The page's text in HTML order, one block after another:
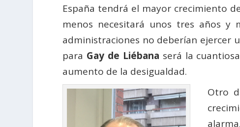
España tendrá el mayor crecimiento
menos necesitará unos tres años y
administraciones no deberían ejercer
para Gay de Liébana será la
aumento de la desigualdad.
Otro